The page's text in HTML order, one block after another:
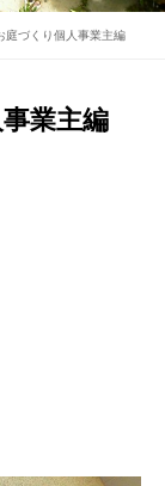
庭づくり個人事業主編
業主編